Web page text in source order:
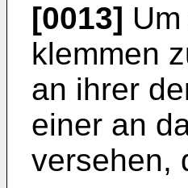
[0013]
klemmen
an ihrer
einer an
versehen,